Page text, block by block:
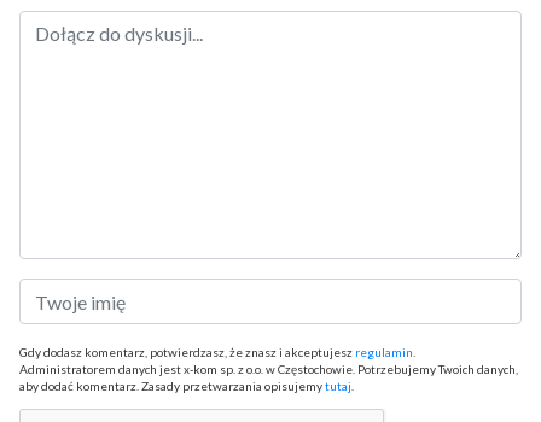
Gdy dodasz komentarz, potwierdzasz, że znasz i akceptujesz regulamin
Administratorem danych jest x-kom sp. z o.o. w Częstochowie. Potrzebujemy Twoich danych,
aby dodać komentarz. Zasady przetwarzania opisujemytutaj